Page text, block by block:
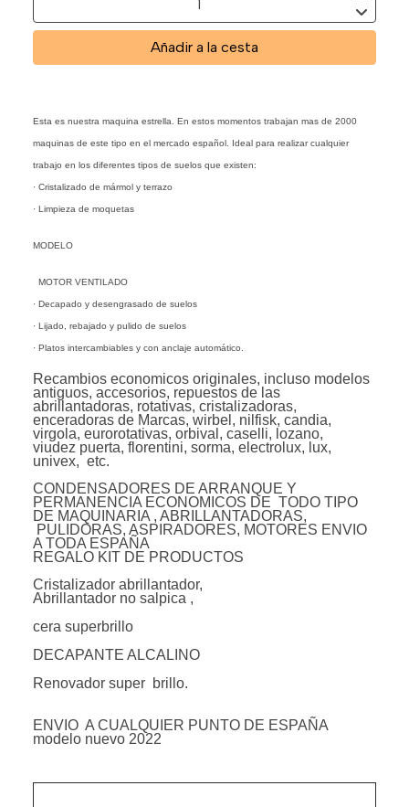
Añadir a la cesta
Esta es nuestra maquina estrella. En estos momentos trabajan mas de 2000
maquinas de este tipo en el mercado español. Ideal para realizar cualquier
trabajo en los diferentes tipos de suelos que existen:
· Cristalizado de mármol y terrazo
· Limpieza de moquetas
MODELO
MOTOR VENTILADO
· Decapado y desengrasado de suelos
· Lijado, rebajado y pulido de suelos
· Platos intercambiables y con anclaje automático.
Recambios economicos originales, incluso modelos
antiguos, accesorios, repuestos de las
abrillantadoras, rotativas, cristalizadoras,
enceradoras de Marcas, wirbel, nilfisk, candia,
virgola, eurorotativas, orbival, caselli, lozano,
viudez puerta, florentini, sorma, electrolux, lux,
univex, etc.
CONDENSADORES DE ARRANQUE Y
PERMANENCIA ECONOMICOS DE TODO TIPO
DE MAQUINARIA , ABRILLANTADORAS,
PULIDORAS, ASPIRADORES, MOTORES ENVIO
A TODA ESPAÑA
REGALO KIT DE PRODUCTOS
Cristalizador abrillantador,
Abrillantador no salpica ,
cera superbrillo
DECAPANTE ALCALINO
Renovador super brillo.
ENVIO A CUALQUIER PUNTO DE ESPAÑA
modelo nuevo 2022